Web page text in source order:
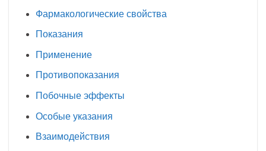
Фармакологические свойства
Показания
Применение
Противопоказания
Побочные эффекты
Особые указания
Взаимодействия